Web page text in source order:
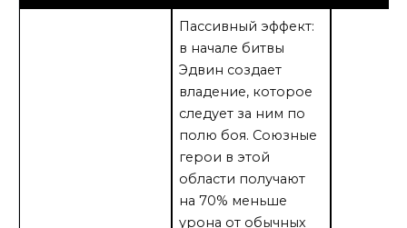
Пассивный эффект:
в начале битвы
Эдвин создает
владение, которое
следует за ним по
полю боя. Союзные
герои в этой
области получают
на 70% меньше
урона от обычных